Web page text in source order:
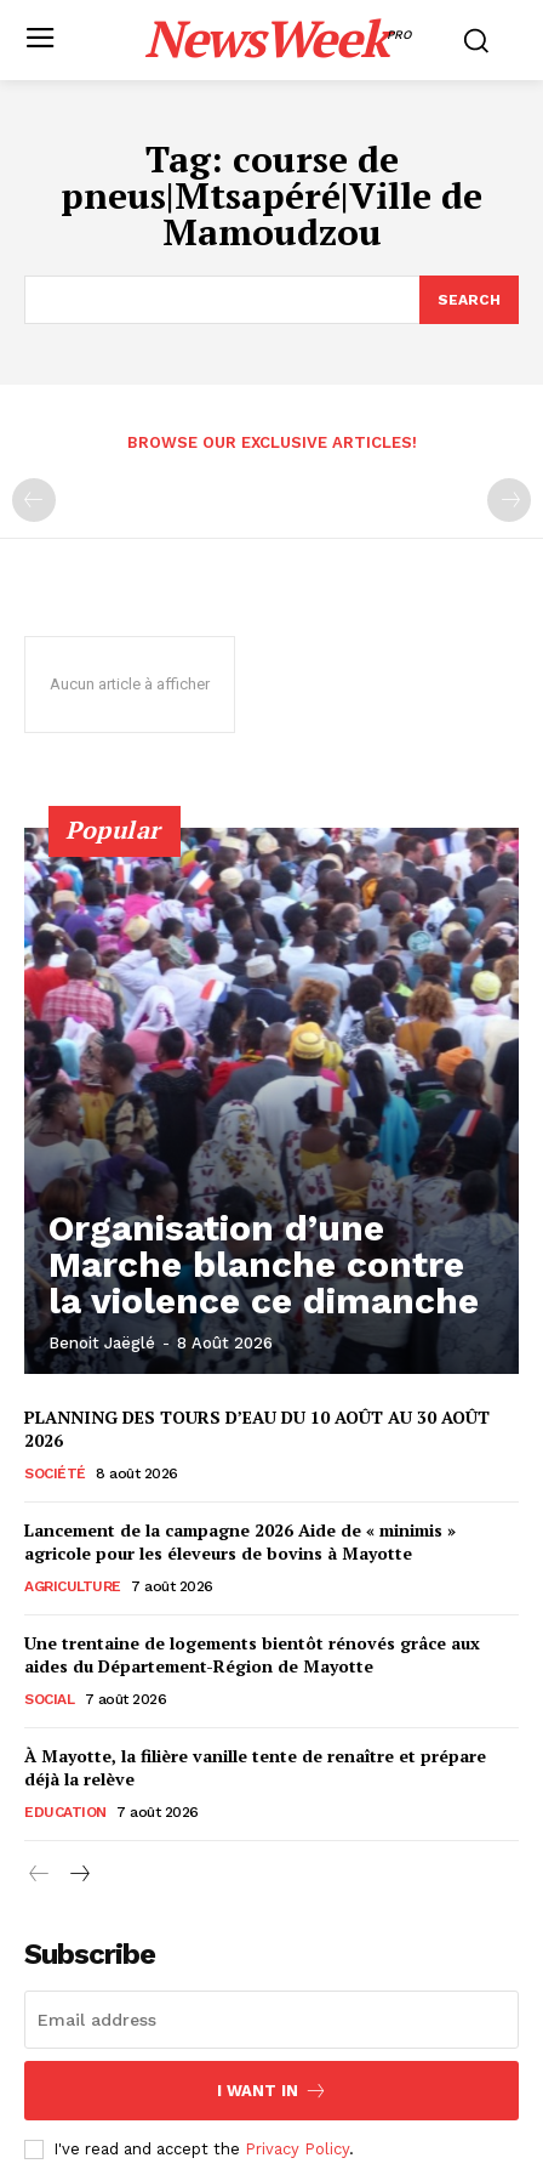
NewsWeekPRO
Tag: course de
pneus|Mtsapéré|Ville de
Mamoudzou
SEARCH
BROWSE OUR EXCLUSIVE ARTICLES!
Aucun article à afficher
Popular
Organisation d’une
Marche blanche contre
la violence ce dimanche
Benoit Jaëglé - 8 Août 2026
PLANNING DES TOURS D’EAU DU 10 AOÛT AU 30 AOÛT
2026
SOCIÉTÉ 8 août 2026
Lancement de la campagne 2026 Aide de « minimis »
agricole pour les éleveurs de bovins à Mayotte
AGRICULTURE 7 août 2026
Une trentaine de logements bientôt rénovés grâce aux
aides du Département-Région de Mayotte
SOCIAL 7 août 2026
À Mayotte, la filière vanille tente de renaître et prépare
déjà la relève
EDUCATION 7 août 2026
Subscribe
I WANT IN
I've read and accept the Privacy Policy.